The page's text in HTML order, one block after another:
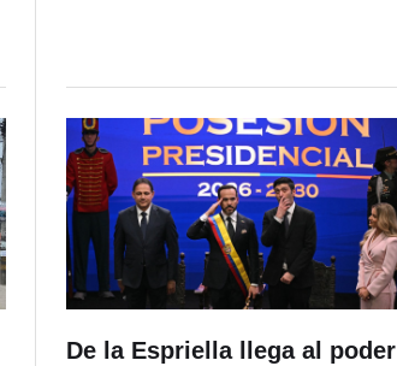
De la Espriella llega al poder